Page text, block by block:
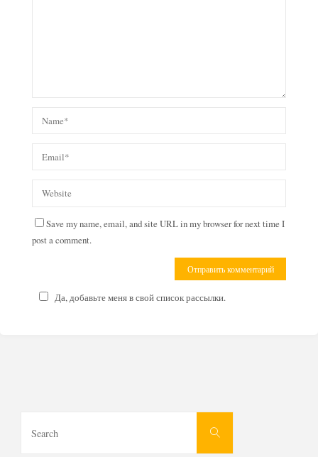
Save my name, email, and site URL in my browser for next time I
post a comment.
Да, добавьте меня в свой список рассылки.
Search